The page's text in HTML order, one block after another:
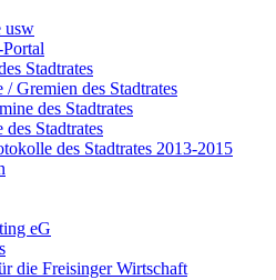
usw
Stadtrates
/ Gremien des Stadtrates
des Stadtrates
Stadtrates
des Stadtrates 2013-2015
eG
die Freisinger Wirtschaft